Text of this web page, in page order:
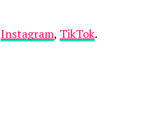
Instagram, TikTok.